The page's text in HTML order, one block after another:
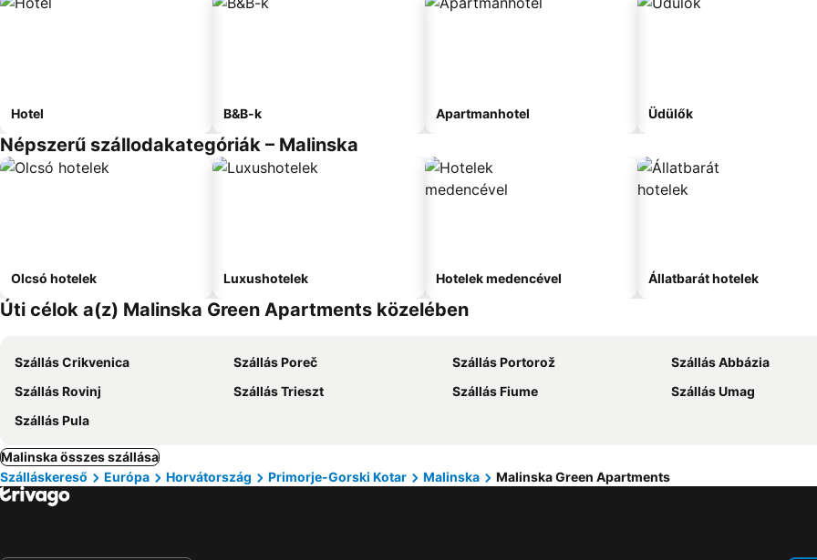
Hotel B&B-k Apartmanhotel Üdülők
Népszerű szállodakategóriák – Malinska
Olcsó hotelek Luxushotelek Hotelek medencével Állatbarát hotelek
Úti célok a(z) Malinska Green Apartments közelében
Szállás Crikvenica Szállás Poreč Szállás Portorož
Szállás Abbázia
Szállás Rovinj
Szállás Trieszt Szállás Fiume
Szállás Umag
Szállás Pula
Malinska összes szállása
Szálláskereső
Európa Horvátország Primorje-Gorski Kotar Malinska Malinska Green Apartments